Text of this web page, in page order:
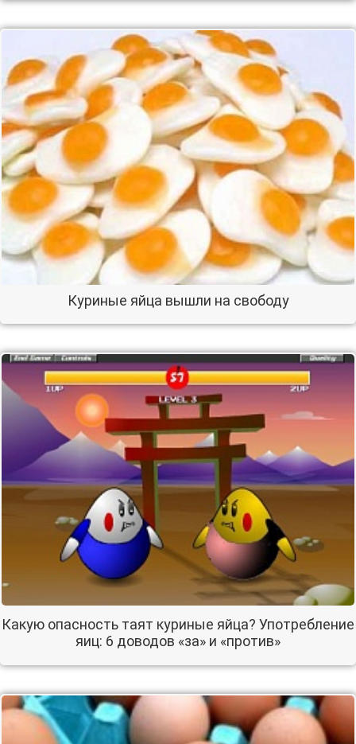
Куриные яйца вышли на свободу
Какую опасность таят куриные яйца? Употребление
яиц: 6 доводов «за» и «против»